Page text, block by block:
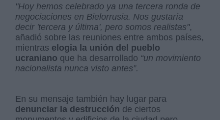
"Hoy hemos celebrado ya una tercera ronda de
negociaciones en Bielorrusia. Nos gustaría
decir 'tercera y última', pero somos realistas",
añadió sobre las reuniones entre ambos países,
mientras elogia la unión del pueblo
ucraniano que ha desarrollado “un movimiento
nacionalista nunca visto antes”.
En su mensaje también hay lugar para
denunciar la destrucción de ciertos